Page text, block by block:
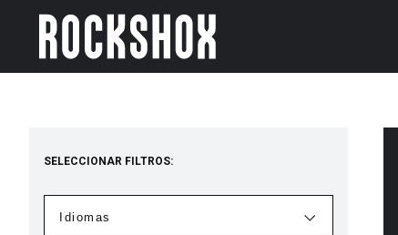
SELECCIONAR FILTROS: